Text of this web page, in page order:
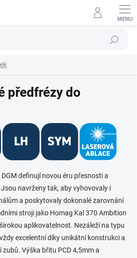
Hledat
předfrézy do
definují novou éru přesnosti a
navrženy tak, aby vyhovovaly i
a poskytovaly dokonalé zarovnání
stroji jako Homag Kal 370 Ambition
aplikovatelnost. Nezáleží na typu
excelentní díky unikátní konstrukci a
Výška břitu PCD 4,5mm a